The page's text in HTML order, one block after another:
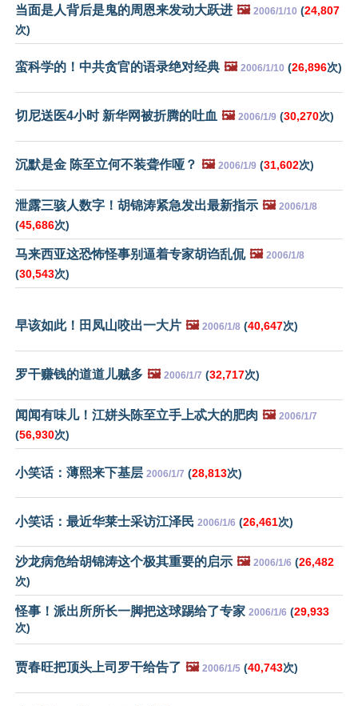
当面是人背后是鬼的周恩来发动大跃进 🖼️ 2006/1/10 (24,807
次)
蛮科学的！中共贪官的语录绝对经典 🖼️ 2006/1/10 (26,896次)
切尼送医4小时 新华网被折腾的吐血 🖼️ 2006/1/9 (30,270次)
沉默是金 陈至立何不装聋作哑？ 🖼️ 2006/1/9 (31,602次)
泄露三骇人数字！胡锦涛紧急发出最新指示 🖼️ 2006/1/8
(45,686次)
马来西亚这恐怖怪事别逼着专家胡诌乱侃 🖼️ 2006/1/8
(30,543次)
早该如此！田凤山咬出一大片 🖼️ 2006/1/8 (40,647次)
罗干赚钱的道道儿贼多 🖼️ 2006/1/7 (32,717次)
闻闻有味儿！江姘头陈至立手上忒大的肥肉 🖼️ 2006/1/7
(56,930次)
小笑话：薄熙来下基层 2006/1/7 (28,813次)
小笑话：最近华莱士采访江泽民 2006/1/6 (26,461次)
沙龙病危给胡锦涛这个极其重要的启示 🖼️ 2006/1/6 (26,482
次)
怪事！派出所所长一脚把这球踢给了专家 2006/1/6 (29,933
次)
贾春旺把顶头上司罗干给告了 🖼️ 2006/1/5 (40,743次)